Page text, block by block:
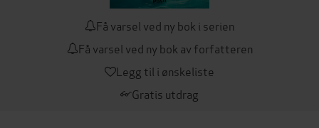
Få varsel ved ny bok i serien
Få varsel ved ny bok av forfatteren
Legg til i ønskeliste
Gratis utdrag